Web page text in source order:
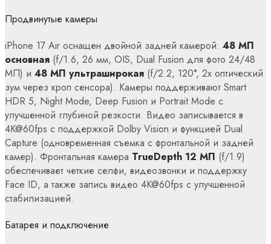
Продвинутые камеры
iPhone 17 Air оснащен двойной задней камерой: 48 МП
основная (f/1.6, 26 мм, OIS, Dual Fusion для фото 24/48
МП) и 48 МП ультраширокая (f/2.2, 120°, 2x оптический
зум через кроп сенсора). Камеры поддерживают Smart
HDR 5, Night Mode, Deep Fusion и Portrait Mode с
улучшенной глубиной резкости. Видео записывается в
4K@60fps с поддержкой Dolby Vision и функцией Dual
Capture (одновременная съемка с фронтальной и задней
камер). Фронтальная камера TrueDepth 12 МП (f/1.9)
обеспечивает четкие селфи, видеозвонки и поддержку
Face ID, а также запись видео 4K@60fps с улучшенной
стабилизацией.
Батарея и подключение